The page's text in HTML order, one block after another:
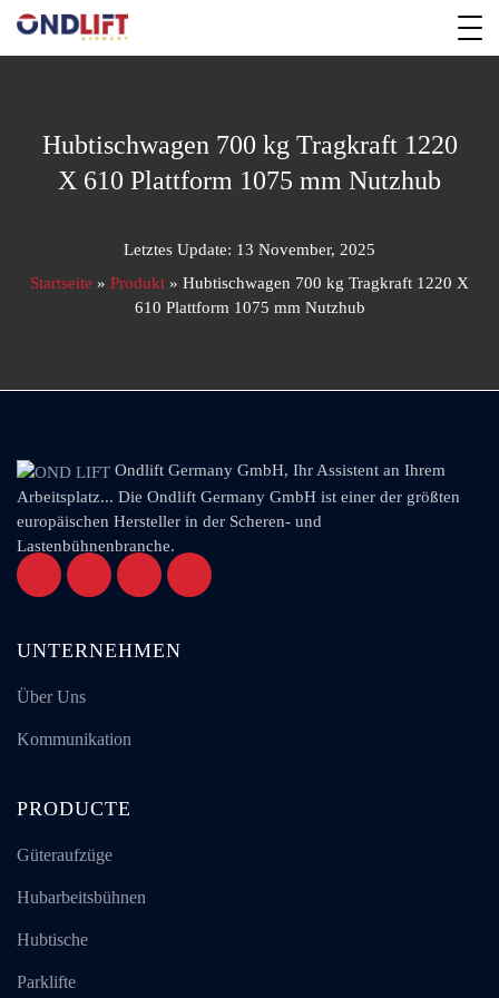
Hubtischwagen 700 kg Tragkraft 1220
X 610 Plattform 1075 mm Nutzhub
Letztes Update: 13 November, 2025
Startseite » Produkt » Hubtischwagen 700 kg Tragkraft 1220 X
610 Plattform 1075 mm Nutzhub
Ondlift Germany GmbH, Ihr Assistent an Ihrem
Arbeitsplatz... Die Ondlift Germany GmbH ist einer der größten
europäischen Hersteller in der Scheren- und
Lastenbühnenbranche.
UNTERNEHMEN
Über Uns
Kommunikation
PRODUCTE
Güteraufzüge
Hubarbeitsbühnen
Hubtische
Parklifte